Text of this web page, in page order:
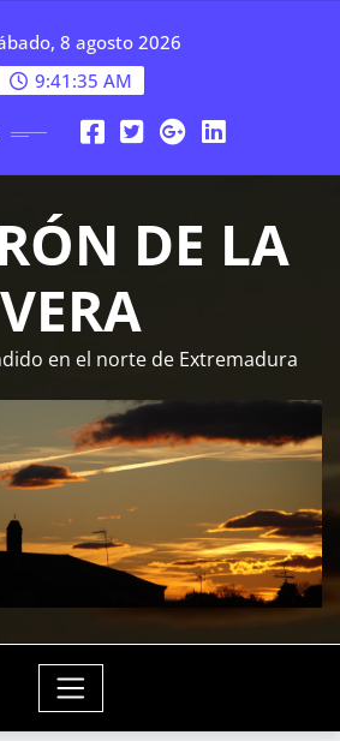
8 agosto 2026
9:41:35 AM
DE LA
VERA
en el norte de Extremadura